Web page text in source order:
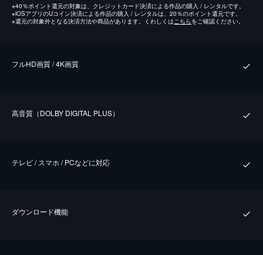
※40％ポイント還元の対象は、クレジットカード決済による作品の購入 / レンタルです。
※iOSアプリのUコイン決済による作品の購入 / レンタルは、20％のポイント還元です。
※還元の対象外となる決済方法や商品があります。くわしくはこちらをご確認ください。
フルHD画質 / 4K画質
⾼⾳質（DOLBY DIGITAL PLUS）
テレビ / スマホ / PCなどに対応
ダウンロード機能